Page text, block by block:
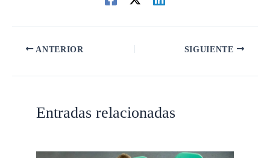
ANTERIOR SIGUIENTE
Entradas relacionadas